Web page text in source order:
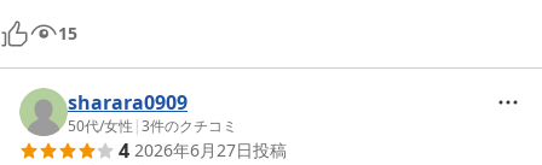
15
sharara0909
50代/女性 |3件のクチコミ
4 2026年6月27日投稿